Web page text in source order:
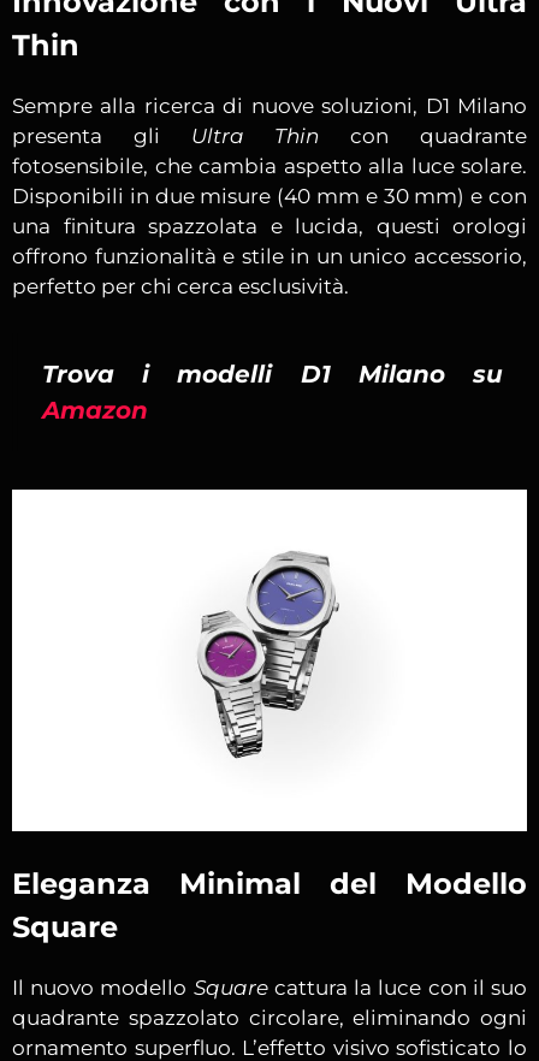
Thin
Sempre alla ricerca di nuove soluzioni, D1 Milano
presenta gli Ultra Thin con quadrante
fotosensibile, che cambia aspetto alla luce solare.
Disponibili in due misure (40 mm e 30 mm) e con
una finitura spazzolata e lucida, questi orologi
offrono funzionalità e stile in un unico accessorio,
perfetto per chi cerca esclusività.
Trova i modelli D1 Milano su
Amazon
Eleganza Minimal del Modello
Square
Il nuovo modello Squarecattura la luce con il suo
quadrante spazzolato circolare, eliminando ogni
ornamento superfluo. L’effetto visivo sofisticato lo